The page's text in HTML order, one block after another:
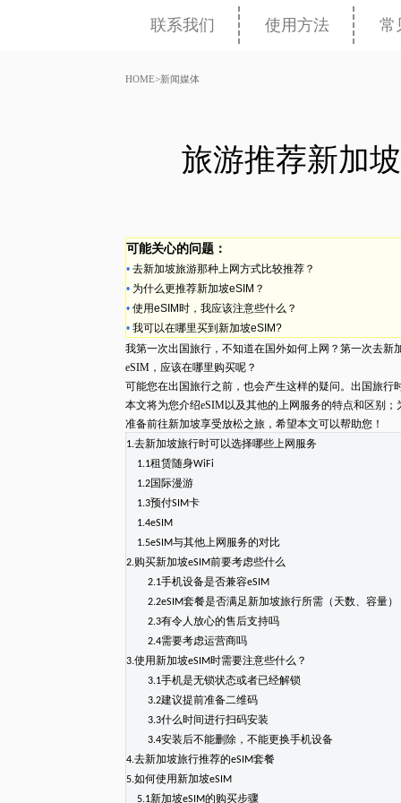
联系我们 使用方法 常
HOME>新闻媒体
旅游推荐新加
可能关心的问题：
• 去新加坡旅游那种上网方式比较推荐？
• 为什么更推荐新加坡eSIM ？
• 使用eSIM 时，我应该注意些什么？
• 我可以在哪里买到新加坡eSIM?
我第一次出国旅行，不知道在国外如何上网？第一次去
eSIM ，应该在哪里购买呢？
可能您在出国旅行之前，也会产生这样的疑问。出国旅
本文将为您介绍eSIM以及其他的上网服务的特点和区别
准备前往新加坡享受放松之旅，希望本文可以帮助您！
1.去新加坡旅行时可以选择哪些上网服务
1.1租赁随身WiFi
1.2国际漫游
1.3预付SIM卡
1.4eSIM
1.5eSIM与其他上网服务的对比
2.购买新加坡eSIM前要考虑些什么
2.1手机设备是否兼容eSIM
2.2eSIM套餐是否满足新加坡旅行所需（天数、容量）
2.3有令人放心的售后支持吗
2.4需要考虑运营商吗
3.使用新加坡eSIM时需要注意些什么？
3.1手机是无锁状态或者已经解锁
3.2建议提前准备二维码
3.3什么时间进行扫码安装
3.4安装后不能删除，不能更换手机设备
4.去新加坡旅行推荐的eSIM套餐
5.如何使用新加坡eSIM
5.1新加坡eSIM的购买步骤